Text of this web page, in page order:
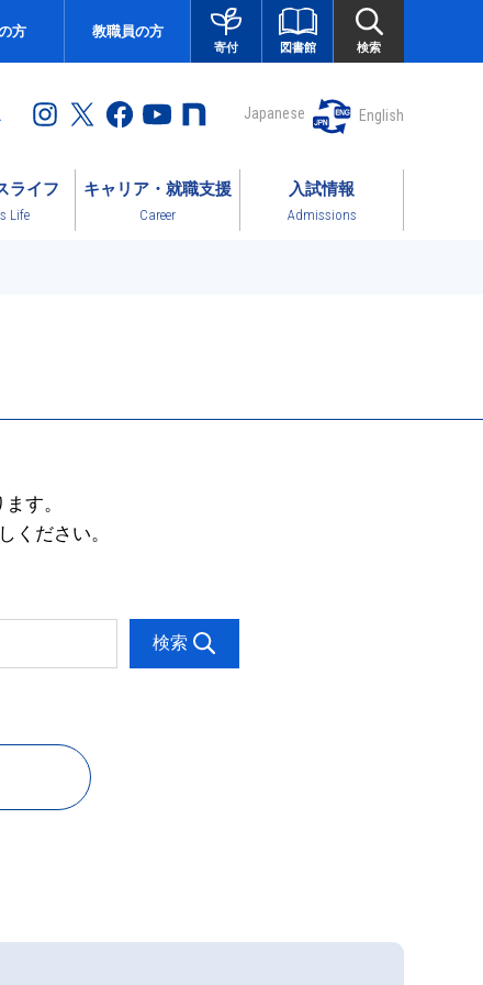
方 教職員の方
寄付 図書館 検索
Japanese English
ライフ
Life
キャリア・就職支援
Career
入試情報
Admissions
す。
ください。